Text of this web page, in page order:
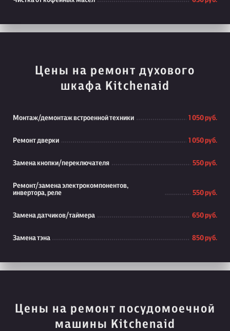
Цены на ремонт духового
шкафа Kitchenaid
Монтаж/демонтаж встроенной техники 1 050 руб.
Ремонт дверки 1 050 руб.
Замена кнопки/переключателя 550 руб.
Ремонт/замена электрокомпонентов,
инвертора, реле
550 руб.
Замена датчиков/таймера 650 руб.
Замена тэна 850 руб.
Цены на ремонт посудомоечной
машины Kitchenaid